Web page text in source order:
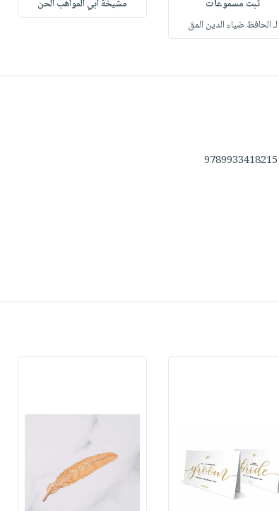
ثبت مسموعات
لـ الحافظ ضياء الدين المق
مشيخة أبي المواهب الحن
9789933418215